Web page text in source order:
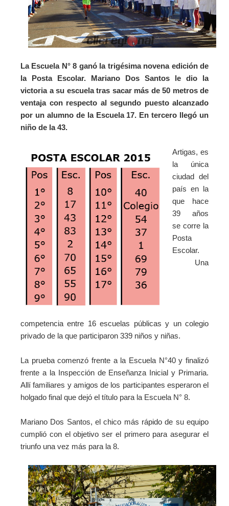
La Escuela N° 8 ganó la trigésima novena edición de
la Posta Escolar. Mariano Dos Santos le dio la
victoria a su escuela tras sacar más de 50 metros de
ventaja con respecto al segundo puesto alcanzado
por un alumno de la Escuela 17. En tercero llegó un
niño de la 43.
Artigas, es
la única
ciudad del
país en la
que hace
39 años
se corre la
Posta
Escolar.
Una
competencia entre 16 escuelas públicas y un colegio
privado de la que participaron 339 niños y niñas.
La prueba comenzó frente a la Escuela N°40 y finalizó
frente a la Inspección de Enseñanza Inicial y Primaria.
Allí familiares y amigos de los participantes esperaron el
holgado final que dejó el título para la Escuela N° 8.
Mariano Dos Santos, el chico más rápido de su equipo
cumplió con el objetivo ser el primero para asegurar el
triunfo una vez más para la 8.